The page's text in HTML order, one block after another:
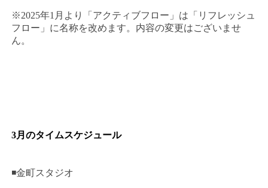
※2025年1月より「アクティブフロー」は「リフレッシュ
フロー」に名称を改めます。内容の変更はございませ
ん。
3月のタイムスケジュール
◾️金町スタジオ